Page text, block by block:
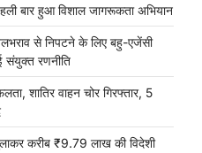
बार हुआ विशाल जागरूकता अभियान
से निपटने के लिए बहु-एजेंसी
संयुक्त रणनीति
शातिर वाहन चोर गिरफ्तार, 5
करीब ₹9.79 लाख की विदेशी